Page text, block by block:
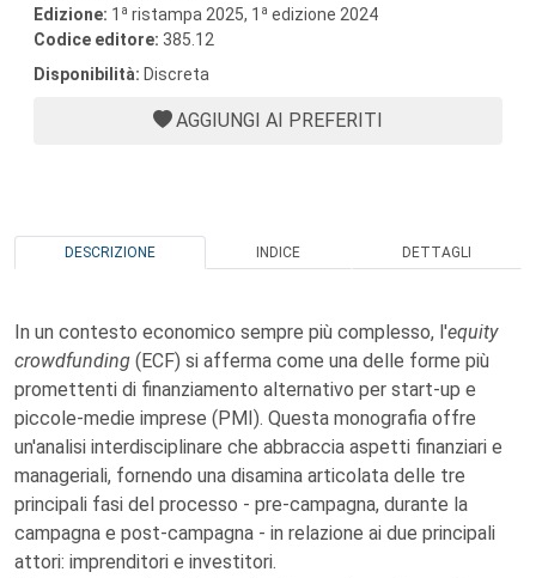
Edizione: 1 a ristampa 2025, 1 a edizione 2024
Codice editore: 385.12
Disponibilità: Discreta
AGGIUNGI AI PREFERITI
DESCRIZIONE INDICE DETTAGLI
In un contesto economico sempre più complesso, l'equity
crowdfunding (ECF) si afferma come una delle forme più
promettenti di finanziamento alternativo per start-up e
piccole-medie imprese (PMI). Questa monografia offre
un'analisi interdisciplinare che abbraccia aspetti finanziari e
manageriali, fornendo una disamina articolata delle tre
principali fasi del processo - pre-campagna, durante la
campagna e post-campagna - in relazione ai due principali
attori: imprenditori e investitori.